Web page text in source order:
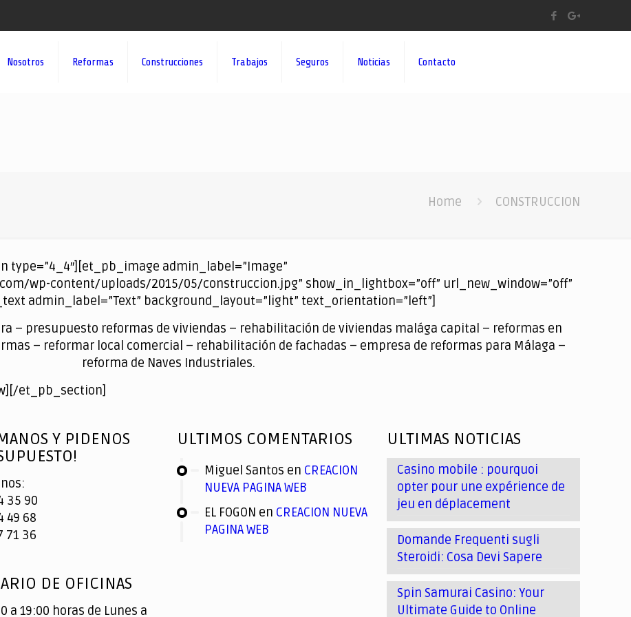
Nosotros Reformas Construcciones Trabajos Seguros Noticias Contacto
Home CONSTRUCCION
admin_label=”Image”
wp-content/uploads/2015/05/construccion.jpg” show_in_lightbox=”off” url_new_window=”off”
admin_label=”Text” background_layout=”light” text_orientation=”left”]
– presupuesto reformas de viviendas – rehabilitación de viviendas malága capital – reformas en
– reformar local comercial – rehabilitación de fachadas – empresa de reformas para Málaga –
reforma de Naves Industriales.
et_pb_section]
Y PIDENOS
35 90
49 68
71 36
DE OFICINAS
a 19:00 horas de Lunes a
ULTIMOS COMENTARIOS
Miguel Santos en CREACION
NUEVA PAGINA WEB
EL FOGON en CREACION NUEVA
PAGINA WEB
ULTIMAS NOTICIAS
Casino mobile : pourquoi
opter pour une expérience de
jeu en déplacement
Domande Frequenti sugli
Steroidi: Cosa Devi Sapere
Spin Samurai Casino: Your
Ultimate Guide to Online